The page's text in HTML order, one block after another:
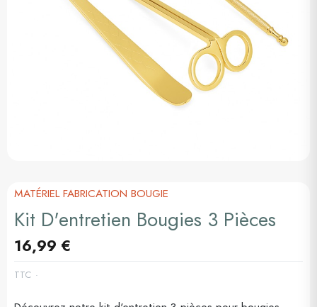
MATÉRIEL FABRICATION BOUGIE
Kit D'entretien Bougies 3 Pièces
16,99 €
TTC